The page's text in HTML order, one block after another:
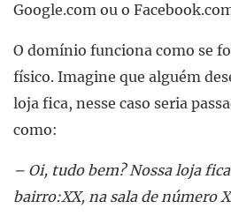
Google.com ou o
O domínio funciona como se
físico. Imagine que alguém
loja fica, nesse caso seria
como:
– Oi, tudo bem? Nossa loja
bairro:XX, na sala de número